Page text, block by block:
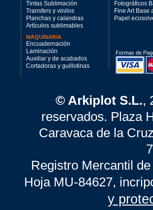
Tintas Sublimación
Transfers y vinilos
Planchas y calandras
Artículos sublimables
MAQUINARIA
Encuadernación
Laminación
Auxiliar y de acabados
Cortadoras y guillotinas
Fotográficos
Fine Art Base
Papel
Formas de
© Arkiplot S.L.,
reservados. Plaza
Caravaca de la
Registro Mercantil
Hoja MU-84627,
y